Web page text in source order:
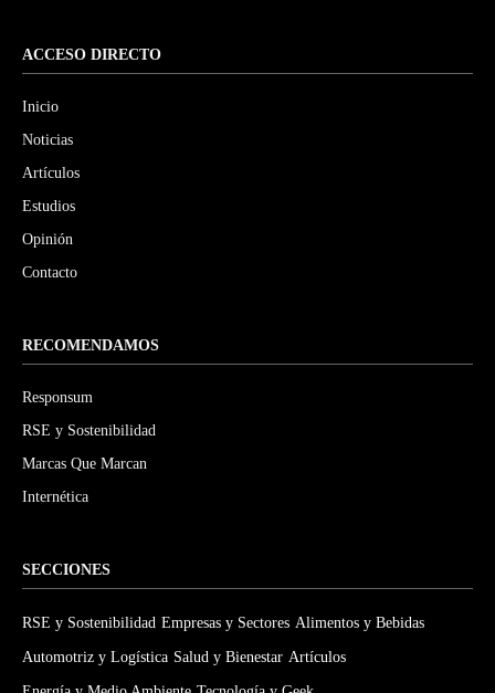
ACCESO DIRECTO
Inicio
Noticias
Artículos
Estudios
Opinión
Contacto
RECOMENDAMOS
Responsum
RSE y Sostenibilidad
Marcas Que Marcan
Internética
SECCIONES
RSE y Sostenibilidad Empresas y Sectores Alimentos y Bebidas
Automotriz y Logística Salud y Bienestar Artículos